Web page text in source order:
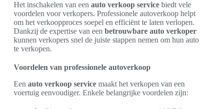
Het inschakelen van een auto verkoop service biedt vele
voordelen voor verkopers. Professionele autoverkoop helpt
om het verkoopproces soepel en efficiënt te laten verlopen.
Dankzij de expertise van een betrouwbare auto verkoper
kunnen verkopers snel de juiste stappen nemen om hun auto
te verkopen.
Voordelen van professionele autoverkoop
Een auto verkoop service maakt het verkopen van een
voertuig eenvoudiger. Enkele belangrijke voordelen zijn: